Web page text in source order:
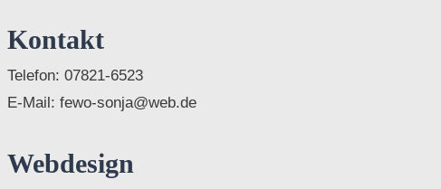
Kontakt
Telefon: 07821-6523
E-Mail: fewo-sonja@web.de
Webdesign